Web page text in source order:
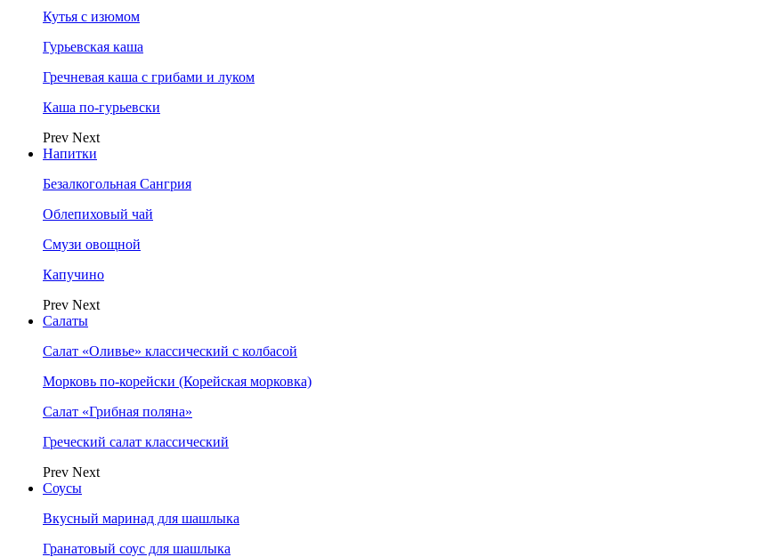
Кутья с изюмом
Гурьевская каша
Гречневая каша с грибами и луком
Каша по-гурьевски
Prev Next
Напитки
Безалкогольная Сангрия
Облепиховый чай
Смузи овощной
Капучино
Prev Next
Салаты
Салат «Оливье» классический с колбасой
Морковь по-корейски (Корейская морковка)
Салат «Грибная поляна»
Греческий салат классический
Prev Next
Соусы
Вкусный маринад для шашлыка
Гранатовый соус для шашлыка